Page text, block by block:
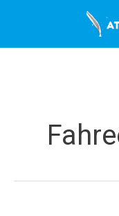
contenido